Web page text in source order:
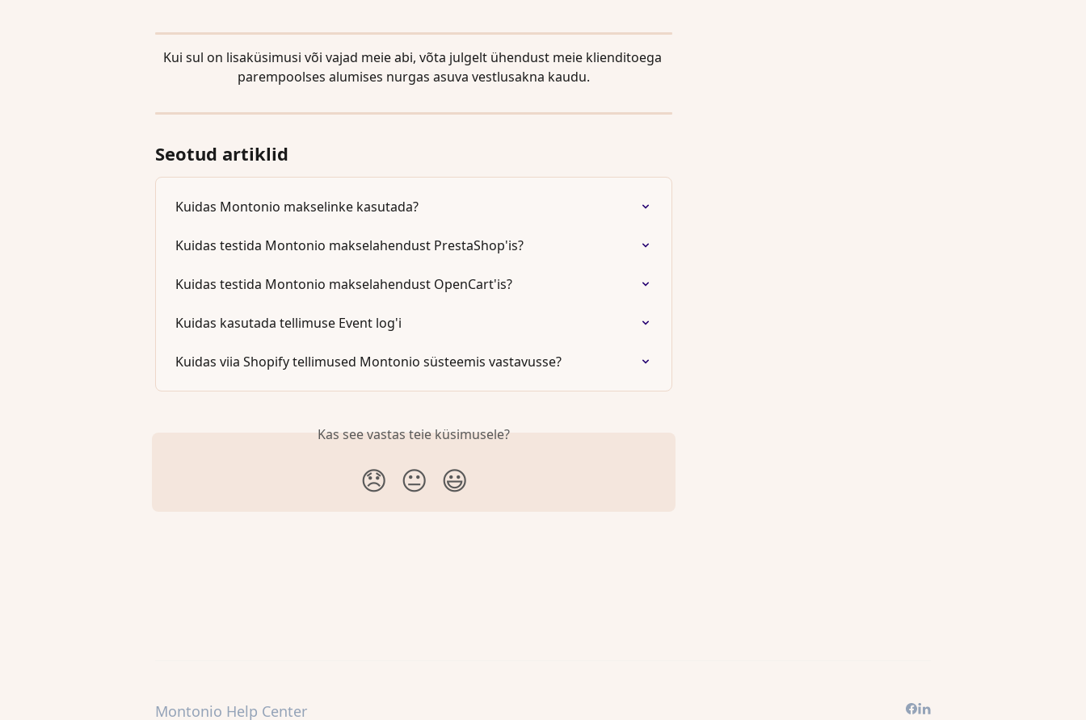
Kui sul on lisaküsimusi või vajad meie abi, võta julgelt ühendust meie klienditoega
parempoolses alumises nurgas asuva vestlusakna kaudu.
Seotud artiklid
Kuidas Montonio makselinke kasutada?
Kuidas testida Montonio makselahendust PrestaShop'is?
Kuidas testida Montonio makselahendust OpenCart'is?
Kuidas kasutada tellimuse Event log'i
Kuidas viia Shopify tellimused Montonio süsteemis vastavusse?
Kas see vastas teie küsimusele?
😞 😐 😃
Montonio Help Center